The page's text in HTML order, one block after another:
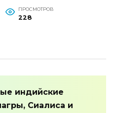
ПРОСМОТРОВ
228
индийские
Сиалиса и